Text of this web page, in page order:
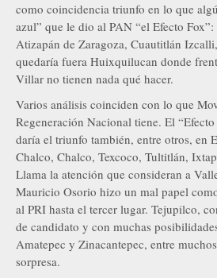
como coincidencia triunfo en lo que
azul” que le dio al PAN “el Efecto
Atizapán de Zaragoza, Cuautitlán
quedaría fuera Huixquilucan donde
Villar no tienen nada qué hacer.
Varios análisis coinciden con lo que
Regeneración Nacional tiene. El
daría el triunfo también, entre otros, en
Chalco, Chalco, Texcoco, Tultitlán,
Llama la atención que consideran a
Mauricio Osorio hizo un mal papel
al PRI hasta el tercer lugar. Tejupilco,
de candidato y con muchas
Amatepec y Zinacantepec, entre
sorpresa.